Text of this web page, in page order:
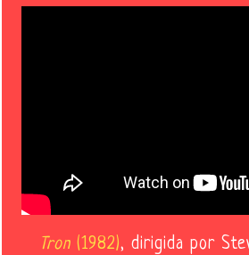
Tron (1982), dirigida por